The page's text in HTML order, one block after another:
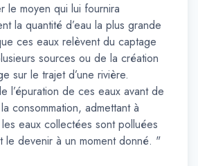
le moyen qui lui fournira
la quantité d’eau la plus grande
ces eaux relèvent du captage
sources ou de la création
sur le trajet d’une rivière.
l’épuration de ces eaux avant de
consommation, admettant à
eaux collectées sont polluées
le devenir à un moment donné. "